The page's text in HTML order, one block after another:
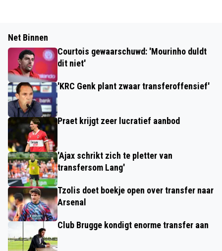
Net Binnen
Courtois gewaarschuwd: 'Mourinho duldt
dit niet'
'KRC Genk plant zwaar transferoffensief'
Praet krijgt zeer lucratief aanbod
'Ajax schrikt zich te pletter van
transfersom Lang'
Tzolis doet boekje open over transfer naar
Arsenal
Club Brugge kondigt enorme transfer aan